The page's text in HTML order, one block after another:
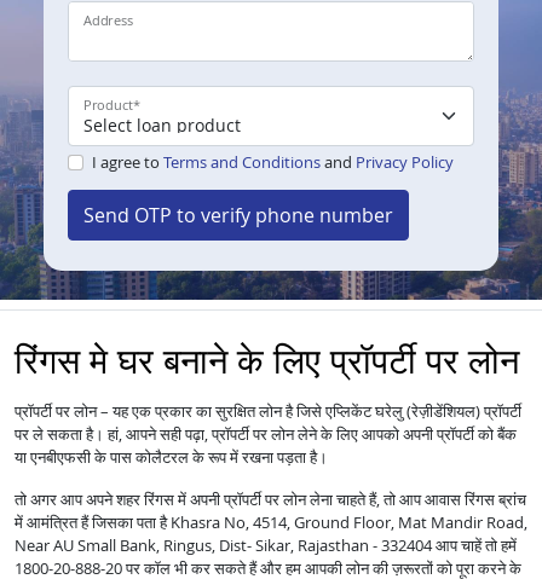
Address
Product*
I agree to Terms and Conditionsand Privacy Policy
Send OTP to verify phone number
रिंगस मे घर बनाने के लिए प्रॉपर्टी पर लोन
प्रॉपर्टी पर लोन – यह एक प्रकार का सुरक्षित लोन है जिसे एप्लिकेंट घरेलु (रेज़ीडेंशियल) प्रॉपर्टी
पर ले सकता है। हां, आपने सही पढ़ा, प्रॉपर्टी पर लोन लेने के लिए आपको अपनी प्रॉपर्टी को बैंक
या एनबीएफसी के पास कोलैटरल के रूप में रखना पड़ता है।
तो अगर आप अपने शहर रिंगस में अपनी प्रॉपर्टी पर लोन लेना चाहते हैं, तो आप आवास रिंगस ब्रांच
में आमंत्रित हैं जिसका पता है Khasra No, 4514, Ground Floor, Mat Mandir Road,
Near AU Small Bank, Ringus, Dist- Sikar, Rajasthan - 332404 आप चाहें तो हमें
1800-20-888-20 पर कॉल भी कर सकते हैं और हम आपकी लोन की ज़रूरतों को पूरा करने के